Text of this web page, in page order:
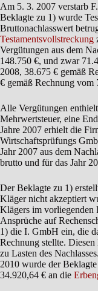
Am 5. 3. 2007 verstarb
Beklagte zu 1) wurde
Bruttonachlasswert
Testamentsvollstreckung
Vergütungen aus dem
148.750 €, und zwar
2008, 38.675 € gemäß
€ gemäß Rechnung vom
Alle Vergütungen
Mehrwertsteuer, eine
Jahre 2007 erhielt die
Wirtschaftsprüfungs
Jahr 2007 aus dem
brutto und für das Jahr
Der Beklagte zu 1)
Kläger nicht akzeptiert
Klägers im vorliegenden
Ansprüche auf
1) die I. GmbH ein, die
Rechnung stellte.
zu Lasten des
2010 wurde der
34.920,64 € an die